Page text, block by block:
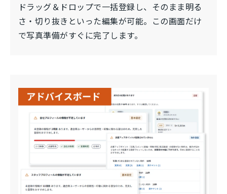
ドラッグ＆ドロップで一括登録し、そのまま明る
さ・切り抜きといった編集が可能。この画面だけ
で写真準備がすぐに完了します。